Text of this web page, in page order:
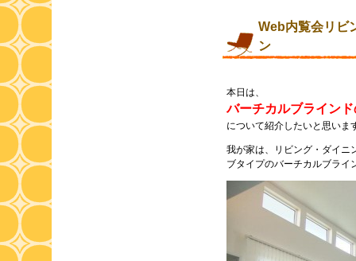
Web内覧会リビ
ン
本日は、
バーチカルブライン
について紹介したいと思いま
我が家は、リビング・ダイニ
ブタイプのバーチカルブライ